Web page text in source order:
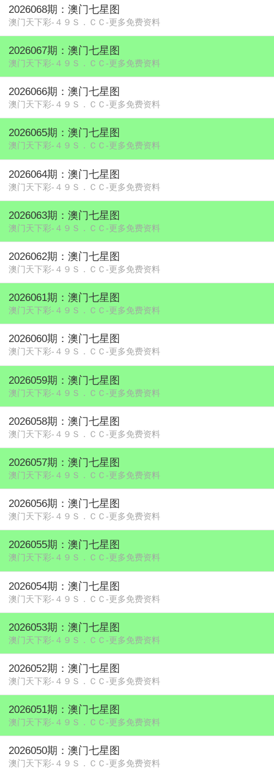
2026068期：澳门七星图
澳门天下彩-４９Ｓ．ＣＣ-更多免费资料
2026067期：澳门七星图
澳门天下彩-４９Ｓ．ＣＣ-更多免费资料
2026066期：澳门七星图
澳门天下彩-４９Ｓ．ＣＣ-更多免费资料
2026065期：澳门七星图
澳门天下彩-４９Ｓ．ＣＣ-更多免费资料
2026064期：澳门七星图
澳门天下彩-４９Ｓ．ＣＣ-更多免费资料
2026063期：澳门七星图
澳门天下彩-４９Ｓ．ＣＣ-更多免费资料
2026062期：澳门七星图
澳门天下彩-４９Ｓ．ＣＣ-更多免费资料
2026061期：澳门七星图
澳门天下彩-４９Ｓ．ＣＣ-更多免费资料
2026060期：澳门七星图
澳门天下彩-４９Ｓ．ＣＣ-更多免费资料
2026059期：澳门七星图
澳门天下彩-４９Ｓ．ＣＣ-更多免费资料
2026058期：澳门七星图
澳门天下彩-４９Ｓ．ＣＣ-更多免费资料
2026057期：澳门七星图
澳门天下彩-４９Ｓ．ＣＣ-更多免费资料
2026056期：澳门七星图
澳门天下彩-４９Ｓ．ＣＣ-更多免费资料
2026055期：澳门七星图
澳门天下彩-４９Ｓ．ＣＣ-更多免费资料
2026054期：澳门七星图
澳门天下彩-４９Ｓ．ＣＣ-更多免费资料
2026053期：澳门七星图
澳门天下彩-４９Ｓ．ＣＣ-更多免费资料
2026052期：澳门七星图
澳门天下彩-４９Ｓ．ＣＣ-更多免费资料
2026051期：澳门七星图
澳门天下彩-４９Ｓ．ＣＣ-更多免费资料
2026050期：澳门七星图
澳门天下彩-４９Ｓ．ＣＣ-更多免费资料